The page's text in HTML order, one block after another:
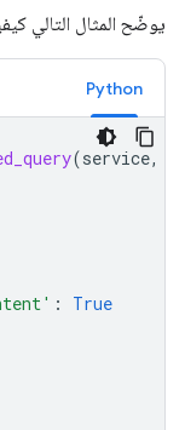
يوضّح المثال التالي
Python
(service,
:
True